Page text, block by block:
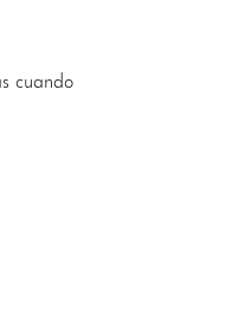
cuando